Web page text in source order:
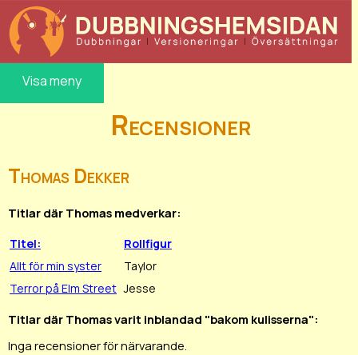
Visa meny
Recensioner
Thomas Dekker
Titlar där Thomas medverkar:
Titel:
Rollfigur
Allt för min syster
Taylor
Terror på Elm Street Jesse
Titlar där Thomas varit inblandad "bakom kulisserna":
Inga recensioner för närvarande.